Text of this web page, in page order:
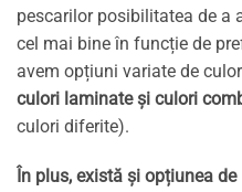
pescarilor posibilitatea de a
cel mai bine în funcție de
avem opțiuni variate de
culori laminate și culori
culori diferite).
În plus, există și opțiunea